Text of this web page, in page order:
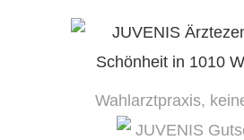
Wahlarztpraxis,
JUVENIS